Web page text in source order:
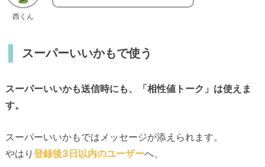
西くん
スーパーいいかもで使う
スーパーいいかも送信時にも、「相性値トーク」は使えま
す。
スーパーいいかもではメッセージが添えられます。
やはり 登録後3日以内のユーザーへ、